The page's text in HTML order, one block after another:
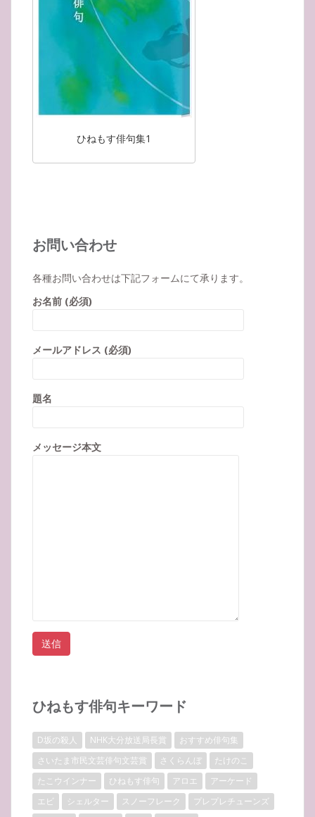
ひねもす俳句集1
お問い合わせ
各種お問い合わせは下記フォームにて承ります。
お名前 (必須)
メールアドレス (必須)
題名
メッセージ本文
ひねもす俳句キーワード
D坂の殺人 NHK大分放送局長賞
おすすめ俳句集
さいたま市民文芸俳句文芸賞
さくらんぼ
たけのこ
たこウインナー
ひねもす俳句 アロエ
アーケード
エビ
シェルター スノーフレーク
プレプレチューンズ